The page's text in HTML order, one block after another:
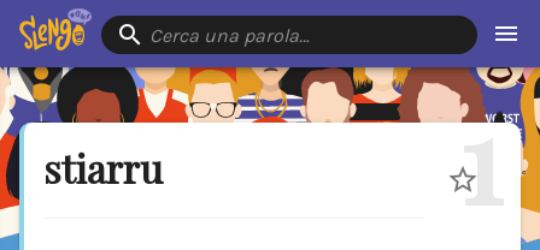
Cerca una parola…
stiarru 1